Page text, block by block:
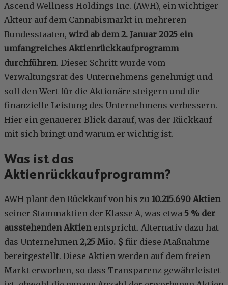
Ascend Wellness Holdings Inc. (AWH), ein wichtiger
Akteur auf dem Cannabismarkt in mehreren
Bundesstaaten, wird ab dem 2. Januar 2025 ein
umfangreiches Aktienrückkaufprogramm
durchführen. Dieser Schritt wurde vom
Verwaltungsrat des Unternehmens genehmigt und
soll den Wert für die Aktionäre steigern und die
finanzielle Leistung des Unternehmens verbessern.
Hier ein genauerer Blick darauf, was der Rückkauf
mit sich bringt und warum er wichtig ist.
Was ist das
Aktienrückkaufprogramm?
AWH plant den Rückkauf von bis zu 10.215.690 Aktien
seiner Stammaktien der Klasse A, was etwa 5 % der
ausstehenden Aktienentspricht. Alternativ dazu hat
das Unternehmen 2,25 Mio. $ für diese Maßnahme
bereitgestellt. Diese Aktien werden auf dem freien
Markt erworben, so dass Transparenz gewährleistet